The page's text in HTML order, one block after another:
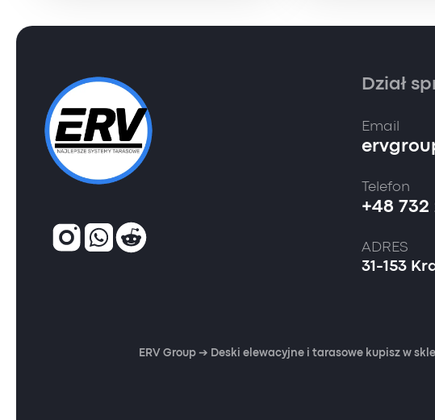
Dział
Email
Telefon
+48 732
ADRES
31-153
ERV Group ➔ Deski elewacyjne i tarasowe kupisz w